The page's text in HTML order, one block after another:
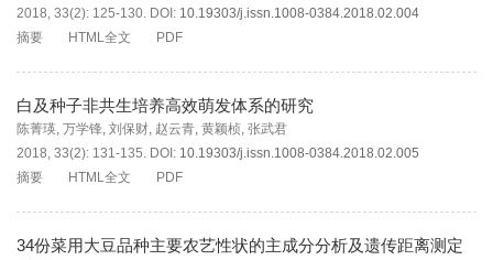
2018, 33(2): 125-130. DOI: 10.19303/j.issn.1008-0384.2018.02.004
摘要
HTML全文 PDF
白及种子非共生培养高效萌发体系的研究
陈菁瑛, 万学锋, 刘保财, 赵云青, 黄颖桢, 张武君
2018, 33(2): 131-135. DOI: 10.19303/j.issn.1008-0384.2018.02.005
摘要
HTML全文 PDF
34份菜用大豆品种主要农艺性状的主成分分析及遗传距离测定